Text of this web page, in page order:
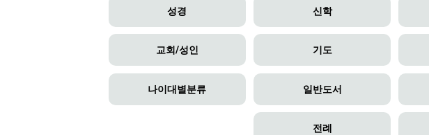
성경 신학
교회/성인 기도
나이대별분류 일반도서
전례